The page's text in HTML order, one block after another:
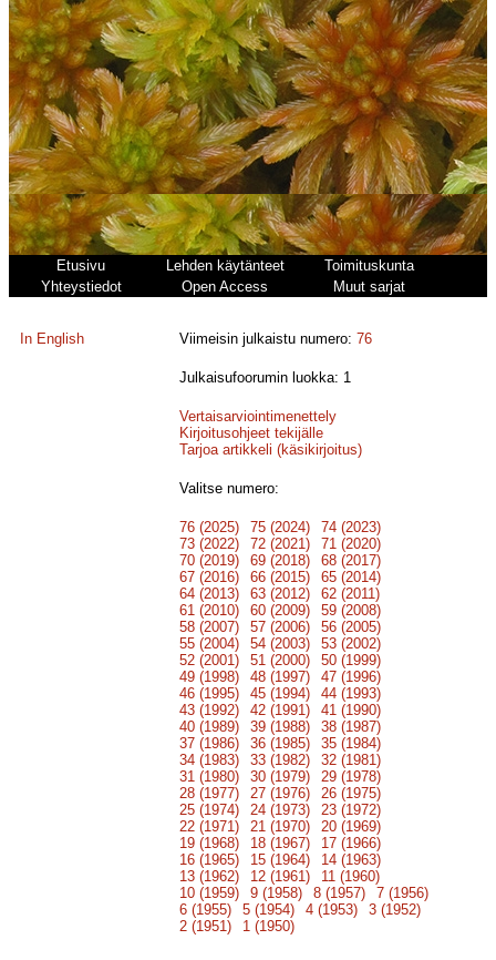
Etusivu Lehden käytänteet
Toimituskunta
Yhteystiedot
Open Access Muut sarjat
In English Viimeisin julkaistu numero:76
Julkaisufoorumin luokka: 1
Vertaisarviointimenettely
Kirjoitusohjeet tekijälle
Tarjoa artikkeli (käsikirjoitus)
Valitse numero:
76 (2025) 75 (2024)
74 (2023)
73 (2022)
72 (2021)
71 (2020)
70 (2019)
69 (2018)
68 (2017)
67 (2016)
66 (2015)
65 (2014)
64 (2013)
63 (2012)
62 (2011)
61 (2010)
60 (2009)
59 (2008)
58 (2007)
57 (2006)
56 (2005)
55 (2004)
54 (2003)
53 (2002)
52 (2001)
51 (2000)
50 (1999)
49 (1998)
48 (1997)
47 (1996)
46 (1995)
45 (1994)
44 (1993)
43 (1992)
42 (1991)
41 (1990)
40 (1989)
39 (1988)
38 (1987)
37 (1986)
36 (1985)
35 (1984)
34 (1983)
33 (1982)
32 (1981)
31 (1980)
30 (1979)
29 (1978)
28 (1977)
27 (1976)
26 (1975)
25 (1974)
24 (1973)
23 (1972)
22 (1971)
21 (1970)
20 (1969)
19 (1968)
18 (1967)
17 (1966)
16 (1965)
15 (1964)
14 (1963)
13 (1962)
12 (1961)
11 (1960)
10 (1959)
9 (1958) 8 (1957)
7 (1956)
6 (1955)
5 (1954) 4 (1953)
3 (1952)
2 (1951)
1 (1950)